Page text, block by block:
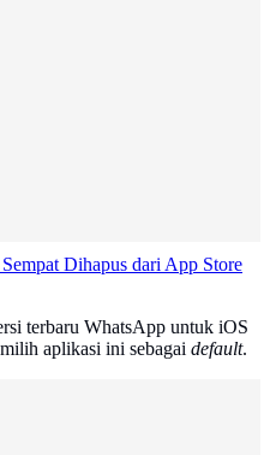
Dihapus dari App Store
terbaru WhatsApp untuk iOS
aplikasi ini sebagai default.